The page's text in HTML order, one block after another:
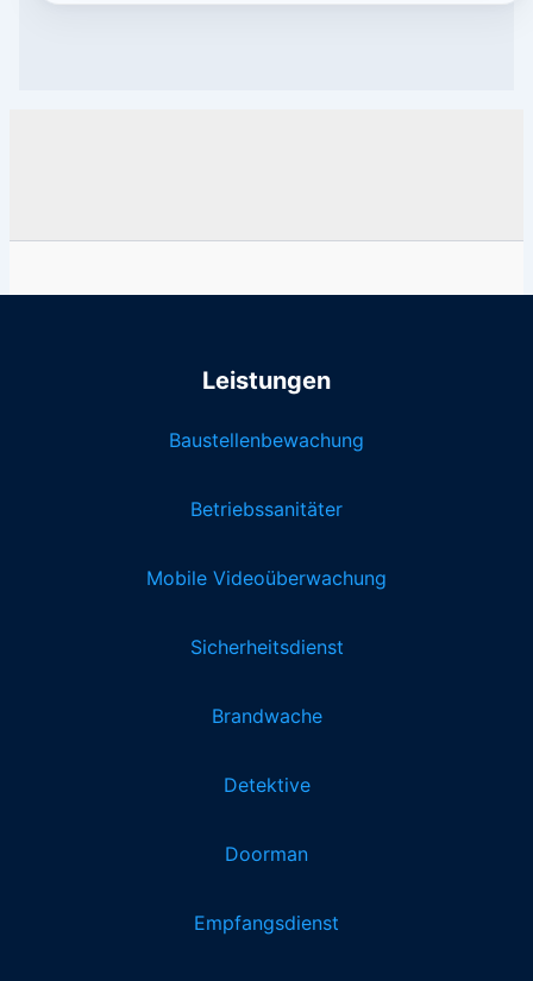
Leistungen
Baustellenbewachung
Betriebssanitäter
Mobile Videoüberwachung
Sicherheitsdienst
Brandwache
Detektive
Doorman
Empfangsdienst